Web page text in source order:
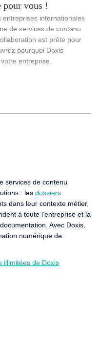
vous !
entreprises internationales
de services de contenu
est prête pour
pourquoi Doxis
entreprise.
services de contenu
: les dossiers
dans leur contexte métier,
à toute l’entreprise et la
Avec Doxis,
numérique de
illimitées de Doxis